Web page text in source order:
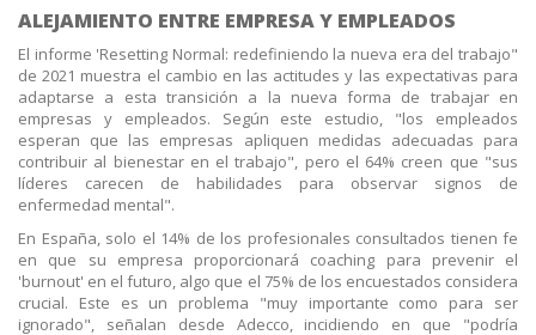
ALEJAMIENTO ENTRE EMPRESA Y EMPLEADOS
El informe 'Resetting Normal: redefiniendo la nueva era del trabajo"
de 2021 muestra el cambio en las actitudes y las expectativas para
adaptarse a esta transición a la nueva forma de trabajar en
empresas y empleados. Según este estudio, "los empleados
esperan que las empresas apliquen medidas adecuadas para
contribuir al bienestar en el trabajo", pero el 64% creen que "sus
líderes carecen de habilidades para observar signos de
enfermedad mental".
En España, solo el 14% de los profesionales consultados tienen fe
en que su empresa proporcionará coaching para prevenir el
'burnout' en el futuro, algo que el 75% de los encuestados considera
crucial. Este es un problema "muy importante como para ser
ignorado", señalan desde Adecco, incidiendo en que "podría